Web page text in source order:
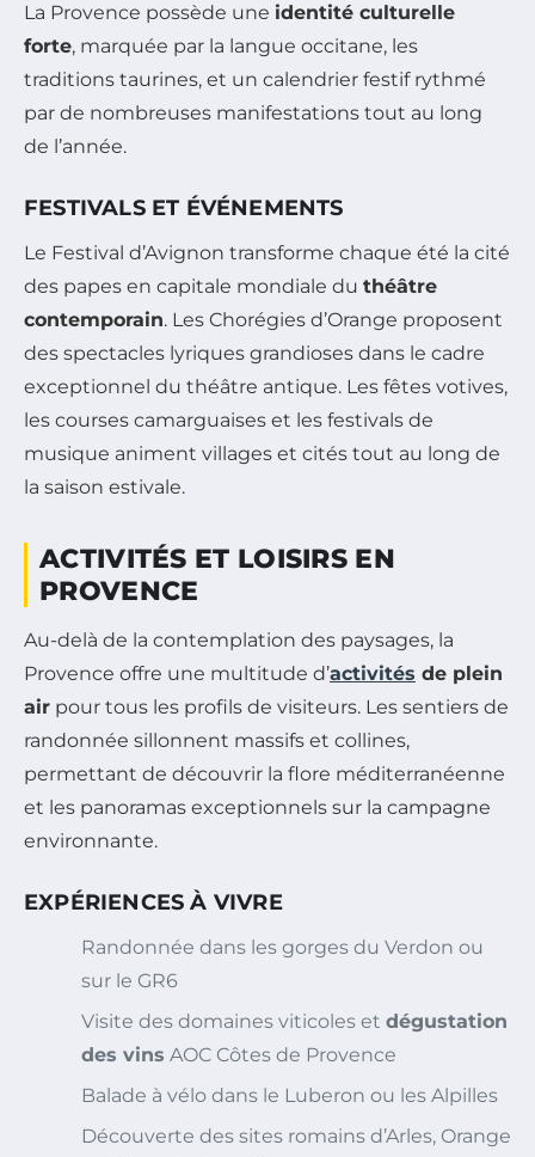
La Provence possède une identité culturelle
forte, marquée par la langue occitane, les
traditions taurines, et un calendrier festif rythmé
par de nombreuses manifestations tout au long
de l’année.
FESTIVALS ET ÉVÉNEMENTS
Le Festival d’Avignon transforme chaque été la cité
des papes en capitale mondiale du théâtre
contemporain. Les Chorégies d’Orange proposent
des spectacles lyriques grandioses dans le cadre
exceptionnel du théâtre antique. Les fêtes votives,
les courses camarguaises et les festivals de
musique animent villages et cités tout au long de
la saison estivale.
ACTIVITÉS ET LOISIRS EN
PROVENCE
Au-delà de la contemplation des paysages, la
Provence offre une multitude d’activités de plein
air pour tous les profils de visiteurs. Les sentiers de
randonnée sillonnent massifs et collines,
permettant de découvrir la flore méditerranéenne
et les panoramas exceptionnels sur la campagne
environnante.
EXPÉRIENCES À VIVRE
Randonnée dans les gorges du Verdon ou
sur le GR6
Visite des domaines viticoles et dégustation
des vins AOC Côtes de Provence
Balade à vélo dans le Luberon ou les Alpilles
Découverte des sites romains d’Arles, Orange